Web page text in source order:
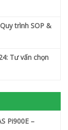
trình SOP &
Tư vấn chọn
Pi900E –